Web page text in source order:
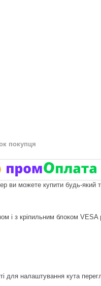
покупця
ви можете купити будь-який
і з кріпильним блоком VESA
для налаштування кута